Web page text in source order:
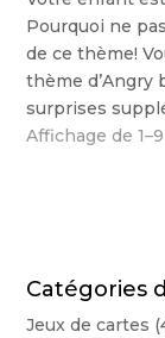
Pourquoi ne
de ce thème!
thème d’Angry
surprises
Affichage de
Catégories
Jeux de cartes